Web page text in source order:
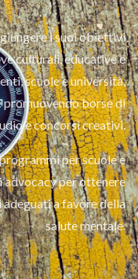
i suoi obiettivi
culturali, educative e
scuole e università,
promuovendo borse di
e concorsi creativi.
per scuole e
per ottenere
a favore della
salute mentale.